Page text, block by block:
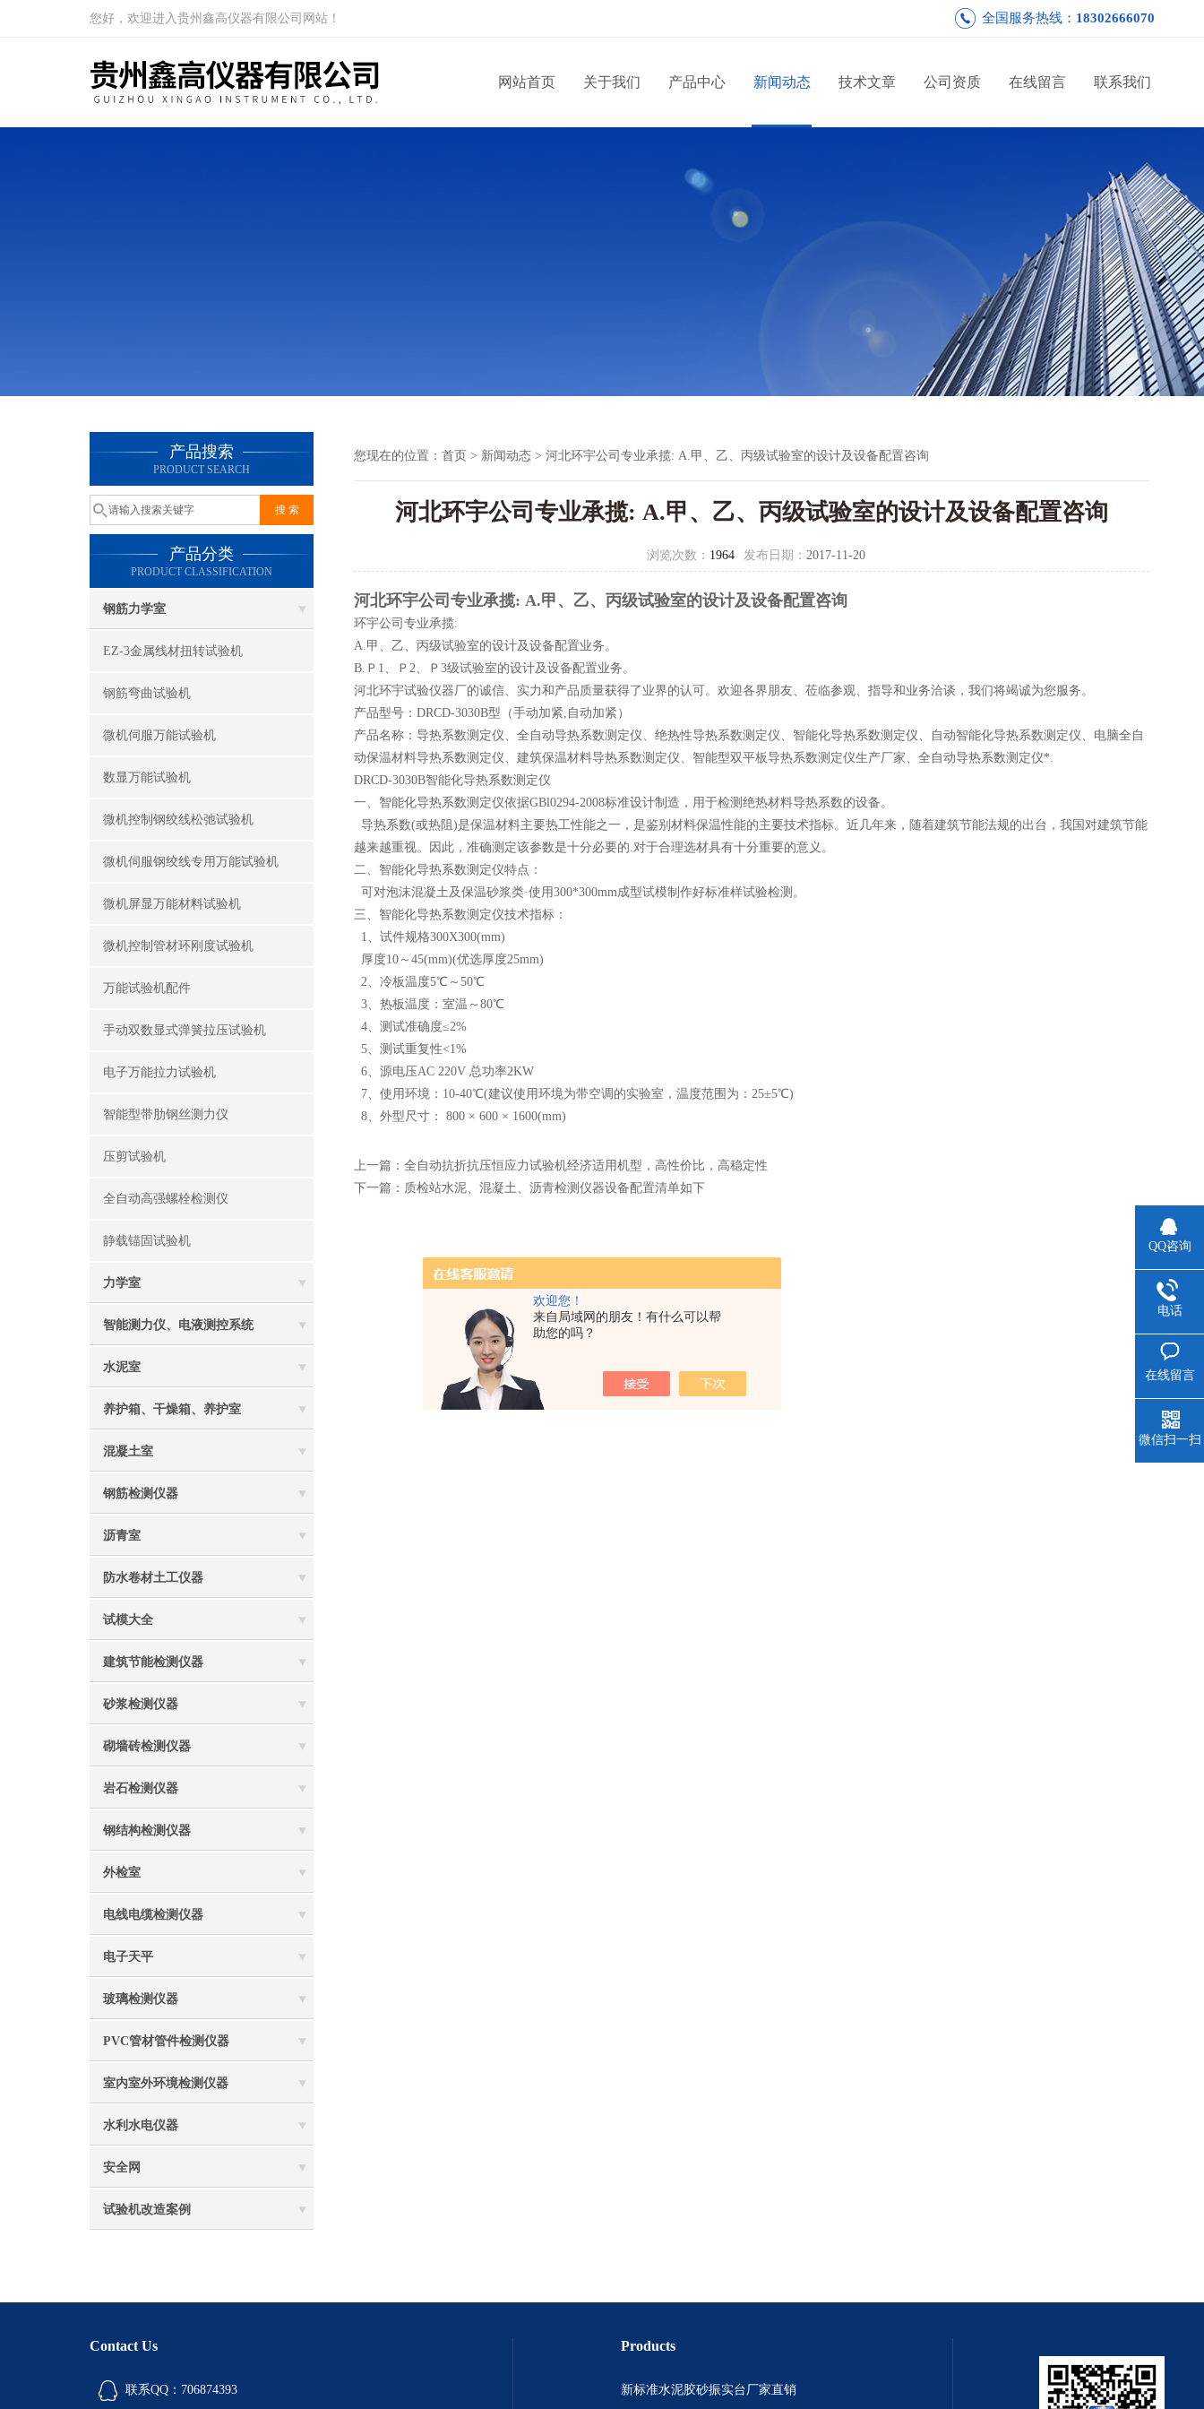
欢迎您！
来自局域网的朋友！有什么可以帮
助您的吗？
您好，欢迎进入贵州鑫高仪器有限公司网站！ 全国服务热线： 18302666070
网站首页 关于我们 产品中心 新闻动态 技术文章 公司资质 在线留言 联系我们
产品搜索
PRODUCT SEARCH
产品分类
PRODUCT CLASSIFICATION
钢筋力学室
EZ-3金属线材扭转试验机
钢筋弯曲试验机
微机伺服万能试验机
数显万能试验机
微机控制钢绞线松弛试验机
微机伺服钢绞线专用万能试验机
微机屏显万能材料试验机
微机控制管材环刚度试验机
万能试验机配件
手动双数显式弹簧拉压试验机
电子万能拉力试验机
智能型带肋钢丝测力仪
压剪试验机
全自动高强螺栓检测仪
静载锚固试验机
力学室
智能测力仪、电液测控系统
水泥室
养护箱、干燥箱、养护室
混凝土室
钢筋检测仪器
沥青室
防水卷材土工仪器
试模大全
建筑节能检测仪器
砂浆检测仪器
砌墙砖检测仪器
岩石检测仪器
钢结构检测仪器
外检室
电线电缆检测仪器
电子天平
玻璃检测仪器
PVC管材管件检测仪器
室内室外环境检测仪器
水利水电仪器
安全网
试验机改造案例
您现在的位置： 首页 > 新闻动态 > 河北环宇公司专业承揽: A.甲、乙、丙级试验室的设计及设备配置咨询
河北环宇公司专业承揽: A.甲、乙、丙级试验室的设计及设备配置咨询
浏览次数： 1964 发布日期： 2017-11-20
河北环宇公司专业承揽: A.甲、乙、丙级试验室的设计及设备配置咨询
环宇公司专业承揽:
A.甲、乙、丙级试验室的设计及设备配置业务。
B.Ｐ1、Ｐ2、Ｐ3级试验室的设计及设备配置业务。
河北环宇试验仪器厂的诚信、实力和产品质量获得了业界的认可。欢迎各界朋友、莅临参观、指导和业务洽谈，我们将竭诚为您服务。
产品型号：DRCD-3030B型（手动加紧,自动加紧）
产品名称：导热系数测定仪、全自动导热系数测定仪、绝热性导热系数测定仪、智能化导热系数测定仪、自动智能化导热系数测定仪、电脑全自
动保温材料导热系数测定仪、建筑保温材料导热系数测定仪、智能型双平板导热系数测定仪生产厂家、全自动导热系数测定仪*.
DRCD-3030B智能化导热系数测定仪
一、智能化导热系数测定仪依据GBl0294-2008标准设计制造，用于检测绝热材料导热系数的设备。
导热系数(或热阻)是保温材料主要热工性能之一，是鉴别材料保温性能的主要技术指标。近几年来，随着建筑节能法规的出台，我国对建筑节能
越来越重视。因此，准确测定该参数是十分必要的.对于合理选材具有十分重要的意义。
二、智能化导热系数测定仪特点：
可对泡沫混凝土及保温砂浆类·使用300*300mm成型试模制作好标准样试验检测。
三、智能化导热系数测定仪技术指标：
1、试件规格300X300(mm)
厚度10～45(mm)(优选厚度25mm)
2、冷板温度5℃～50℃
3、热板温度：室温～80℃
4、测试准确度≤2%
5、测试重复性<1%
6、源电压AC 220V 总功率2KW
7、使用环境：10-40℃(建议使用环境为带空调的实验室，温度范围为：25±5℃)
8、外型尺寸： 800 × 600 × 1600(mm)
上一篇： 全自动抗折抗压恒应力试验机经济适用机型，高性价比，高稳定性
下一篇： 质检站水泥、混凝土、沥青检测仪器设备配置清单如下
Contact Us
联系QQ：706874393
Products
新标准水泥胶砂振实台厂家直销
QQ咨询
电话
在线留言
微信扫一扫